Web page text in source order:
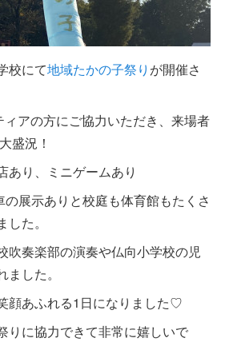
校にて地域たかの子祭り が開催さ
アの方にご協力いただき、来場者
盛況！
あり、ミニゲームあり
の展示ありと校庭も体育館もたくさ
た。
吹奏楽部の演奏や仏向小学校の児
した。
顔あふれる1日になりました♡
りに協力できて非常に嬉しいで